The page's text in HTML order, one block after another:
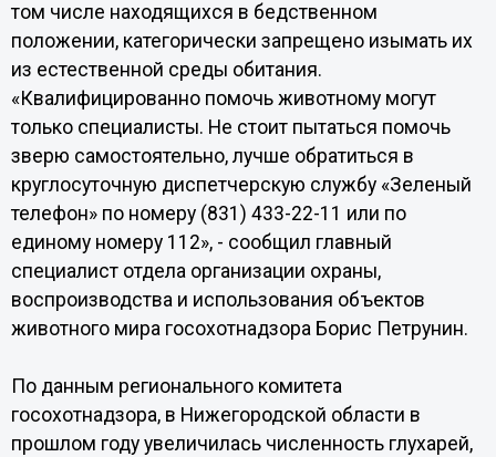
том числе находящихся в бедственном
положении, категорически запрещено изымать их
из естественной среды обитания.
«Квалифицированно помочь животному могут
только специалисты. Не стоит пытаться помочь
зверю самостоятельно, лучше обратиться в
круглосуточную диспетчерскую службу «Зеленый
телефон» по номеру (831) 433-22-11 или по
единому номеру 112», - сообщил главный
специалист отдела организации охраны,
воспроизводства и использования объектов
животного мира госохотнадзора Борис Петрунин.
По данным регионального комитета
госохотнадзора, в Нижегородской области в
прошлом году увеличилась численность глухарей,